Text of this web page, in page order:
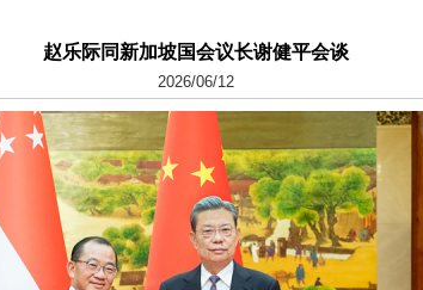
赵乐际同新加坡国会议长谢健平会谈
2026/06/12